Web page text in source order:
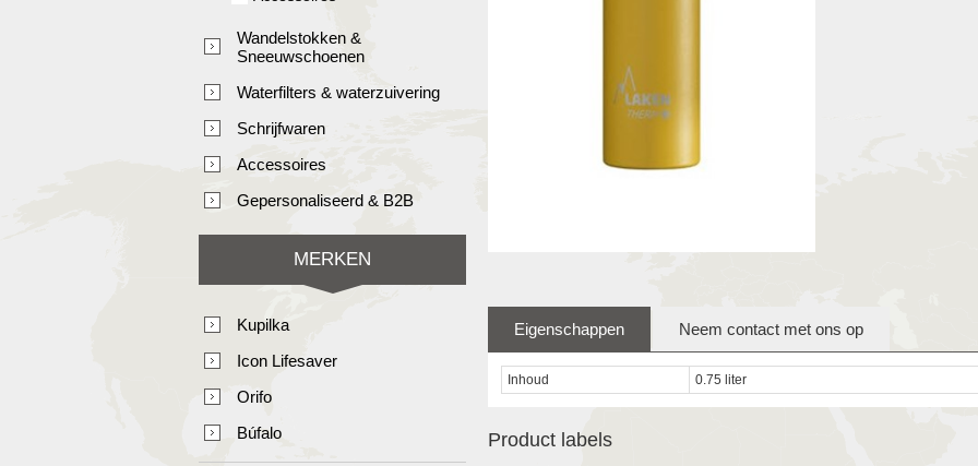
Eigenschappen Neem contact met ons op
Inhoud 0.75 liter
Product labels
Wandelstokken &
Sneeuwschoenen
Waterfilters & waterzuivering
Schrijfwaren
Accessoires
Gepersonaliseerd & B2B
MERKEN
Kupilka
Icon Lifesaver
Orifo
Búfalo